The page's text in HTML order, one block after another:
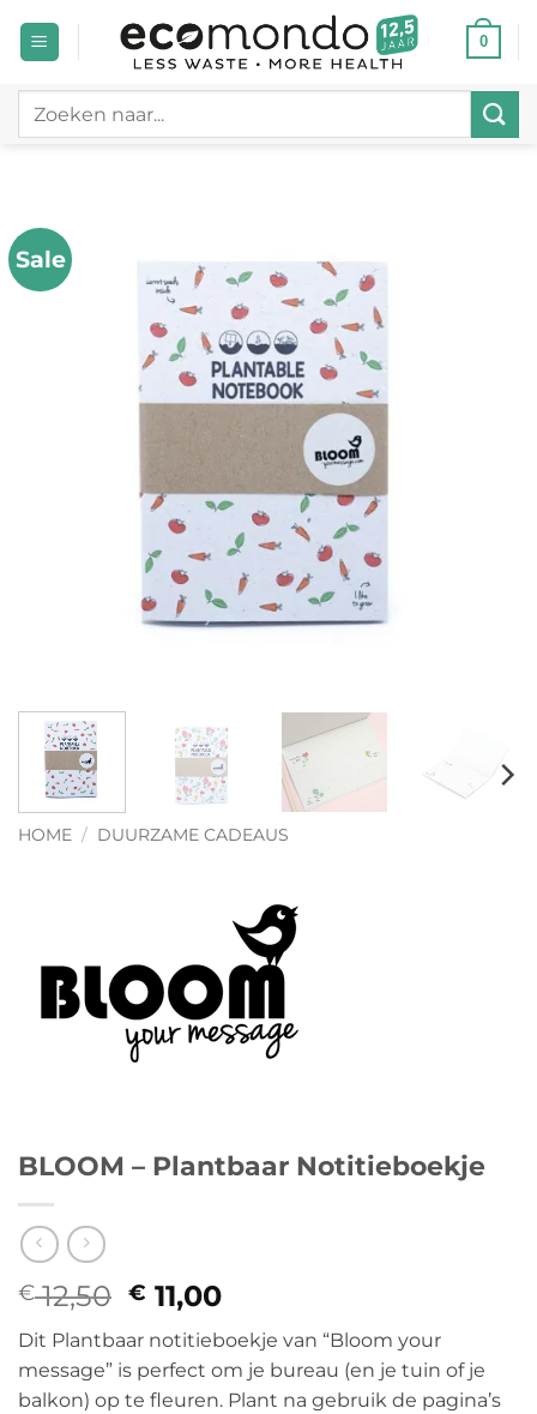
naar
0
Zoeken
Sale
HOME / DUURZAME CADEAUS
BLOOM – Plantbaar Notitieboekje
€12,50 Oorspronkelijke
prijs
was:
€ 12,50.
€ 11,00
prijs
is:
€ 11,00.
Dit Plantbaar notitieboekje van “Bloom your
message” is perfect om je bureau (en je tuin of je
balkon) op te fleuren. Plant na gebruik de pagina’s